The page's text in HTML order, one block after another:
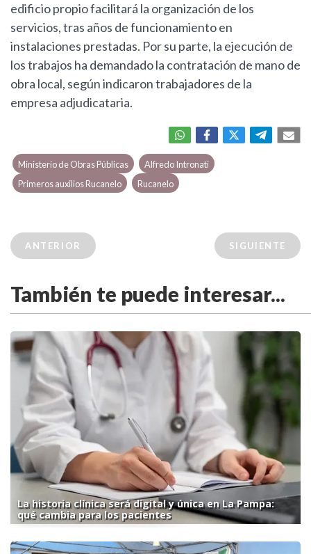
edificio propio facilitará la organización de los
servicios, tras años de funcionamiento en
instalaciones prestadas. Por su parte, la ejecución de
los trabajos ha demandado la contratación de mano de
obra local, según indicaron trabajadores de la
empresa adjudicataria.
Ministerio de Obras Públicas
Alfredo Intronati
Primeros auxilios Rucanelo
Rucanelo
ANTERIOR SIGUIENTE
También te puede interesar...
La historia clínica será digital y única en La Pampa:
qué cambia para los pacientes